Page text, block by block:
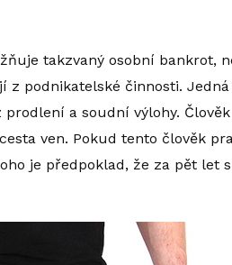
takzvaný osobní bankrot,
z podnikatelské činnosti.
a soudní výlohy.
ven. Pokud tento člověk
je předpoklad, že za pět